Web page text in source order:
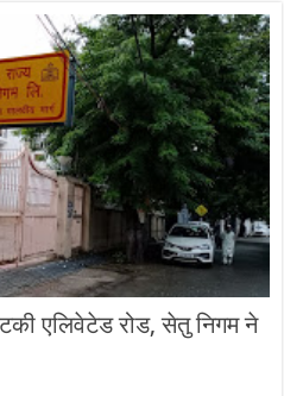
एलिवेटेड रोड, सेतु निगम ने